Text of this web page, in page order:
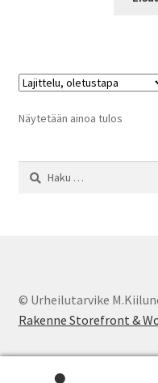
Näytetään ainoa tulos
Haku:
© Urheilutarvike
Rakenne Storefront &